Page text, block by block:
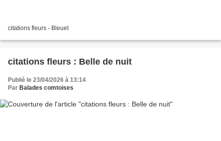
citations fleurs - Bleuet
citations fleurs : Belle de nuit
Publié le 23/04/2026 à 13:14
Par Balades comtoises